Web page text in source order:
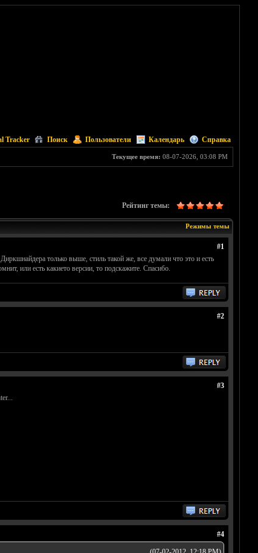
Tracker Поиск Пользователи Календарь Справка
Текущее время: 08-07-2026, 03:08 PM
Рейтинг темы:
Режимы темы
#1
только выше, стиль такой же, все думали что это и есть
или есть какието версии, то подскажите. Спасибо.
#2
#3
#4